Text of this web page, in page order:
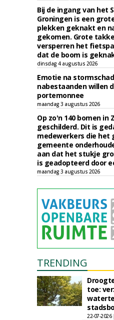
Bij de ingang van het
Groningen is een
plekken geknakt en
gekomen. Grote
versperren het
dat de boom is
dinsdag 4 augustus 2026
Emotie na
nabestaanden willen
portemonnee
maandag 3 augustus 2026
Op zo'n 140 bomen in
geschilderd. Dit is
medewerkers die het
gemeente
aan dat het stukje
is geadopteerd door
maandag 3 augustus 2026
TRENDING
toe:
22-07-2026